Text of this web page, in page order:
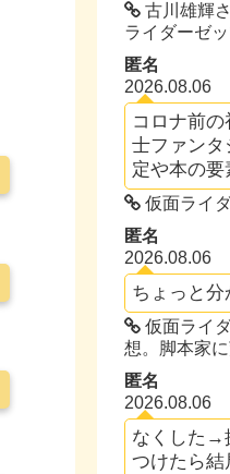
古川雄輝
ライダーゼッ
匿名
2026.08.06
コロナ前
士ファンタ
定や本の
仮面ライ
匿名
2026.08.06
ちょっと分
仮面ライ
想。脚本家
匿名
2026.08.06
なくした→
つけたら結